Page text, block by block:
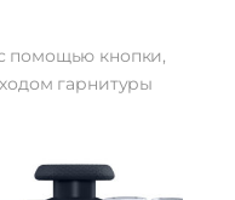
помощью кнопки,
гарнитуры